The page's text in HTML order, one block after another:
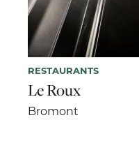
RESTAURANTS
Le Roux
Bromont